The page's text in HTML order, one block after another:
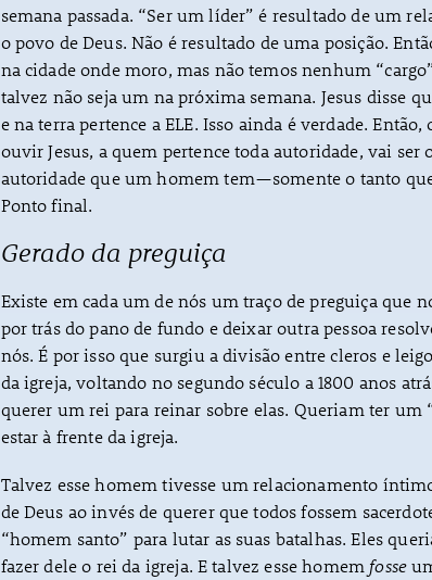
semana passada. “Ser um líder” é resultado de um
o povo de Deus. Não é resultado de uma posição.
na cidade onde moro, mas não temos nenhum
talvez não seja um na próxima semana. Jesus disse
e na terra pertence a ELE. Isso ainda é verdade.
ouvir Jesus, a quem pertence toda autoridade, vai ser
autoridade que um homem tem—somente o tanto
Ponto final.
Gerado da preguiça
Existe em cada um de nós um traço de preguiça que
por trás do pano de fundo e deixar outra pessoa
nós. É por isso que surgiu a divisão entre cleros e
da igreja, voltando no segundo século a 1800 anos
querer um rei para reinar sobre elas. Queriam ter um
estar à frente da igreja.
Talvez esse homem tivesse um relacionamento
de Deus ao invés de querer que todos fossem
“homem santo” para lutar as suas batalhas. Eles
fazer dele o rei da igreja. E talvez esse homem fosse